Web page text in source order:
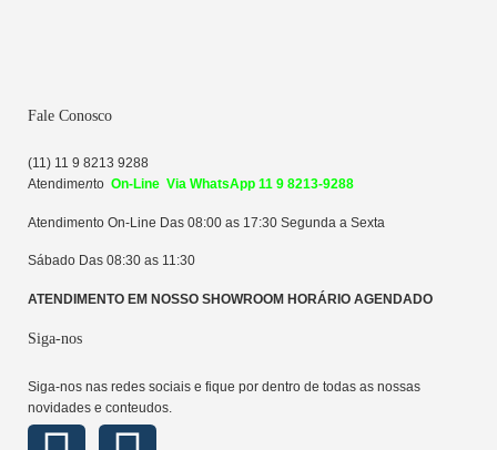
Fale Conosco
(11) 11 9 8213 9288
Atendimento On-Line Via WhatsApp 11 9 8213-9288
Atendimento On-Line Das 08:00 as 17:30 Segunda a Sexta
Sábado Das 08:30 as 11:30
ATENDIMENTO EM NOSSO SHOWROOM HORÁRIO AGENDADO
Siga-nos
Siga-nos nas redes sociais e fique por dentro de todas as nossas
novidades e conteudos.